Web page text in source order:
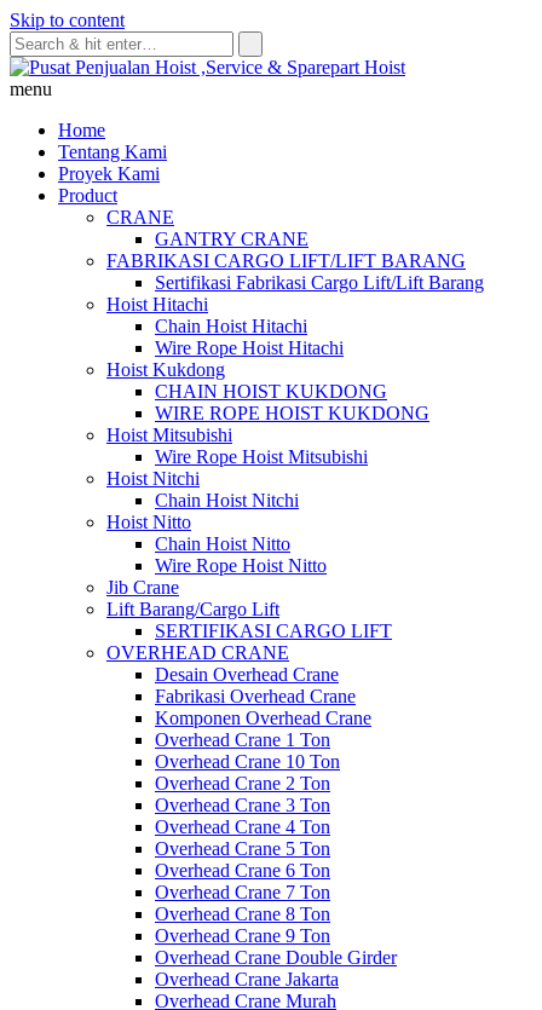
Skip to content
menu
Home
Tentang Kami
Proyek Kami
Product
CRANE
GANTRY CRANE
FABRIKASI CARGO LIFT/LIFT BARANG
Sertifikasi Fabrikasi Cargo Lift/Lift Barang
Hoist Hitachi
Chain Hoist Hitachi
Wire Rope Hoist Hitachi
Hoist Kukdong
CHAIN HOIST KUKDONG
WIRE ROPE HOIST KUKDONG
Hoist Mitsubishi
Wire Rope Hoist Mitsubishi
Hoist Nitchi
Chain Hoist Nitchi
Hoist Nitto
Chain Hoist Nitto
Wire Rope Hoist Nitto
Jib Crane
Lift Barang/Cargo Lift
SERTIFIKASI CARGO LIFT
OVERHEAD CRANE
Desain Overhead Crane
Fabrikasi Overhead Crane
Komponen Overhead Crane
Overhead Crane 1 Ton
Overhead Crane 10 Ton
Overhead Crane 2 Ton
Overhead Crane 3 Ton
Overhead Crane 4 Ton
Overhead Crane 5 Ton
Overhead Crane 6 Ton
Overhead Crane 7 Ton
Overhead Crane 8 Ton
Overhead Crane 9 Ton
Overhead Crane Double Girder
Overhead Crane Jakarta
Overhead Crane Murah